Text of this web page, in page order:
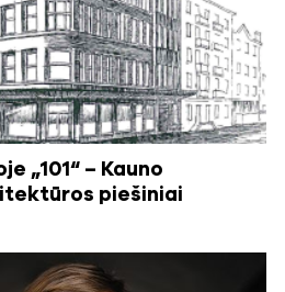
„101“ – Kauno
piešiniai